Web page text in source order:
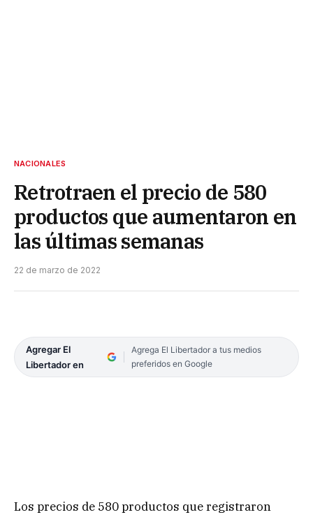
NACIONALES
Retrotraen el precio de 580
productos que aumentaron en
las últimas semanas
22 de marzo de 2022
Agregar El
Libertador en
Agrega El Libertador a tus medios
preferidos en Google
Los precios de 580 productos que registraron